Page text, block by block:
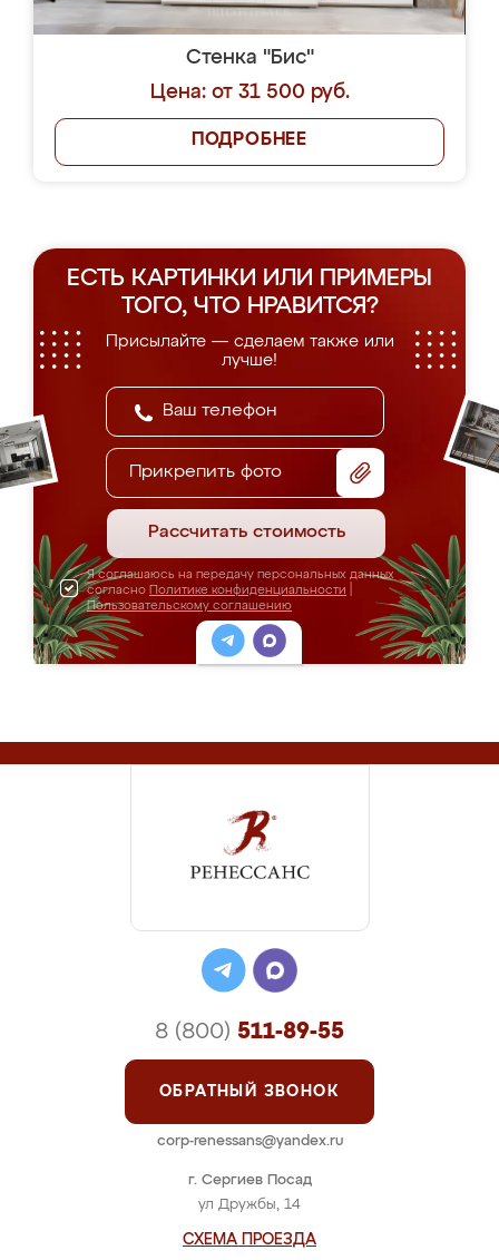
Стенка "Бис"
Цена: от 31 500 руб.
ПОДРОБНЕЕ
ЕСТЬ КАРТИНКИ ИЛИ ПРИМЕРЫ
ТОГО, ЧТО НРАВИТСЯ?
Присылайте — сделаем также или
лучше!
Прикрепить фото
Рассчитать стоимость
Я соглашаюсь на передачу персональных данных
согласно Политике конфиденциальности
Пользовательскому соглашению
г. Сергиев Посад
ул Дружбы, 14
СХЕМА ПРОЕЗДА
8 (800) 511-89-55
ОБРАТНЫЙ ЗВОНОК
corp-renessans@yandex.ru